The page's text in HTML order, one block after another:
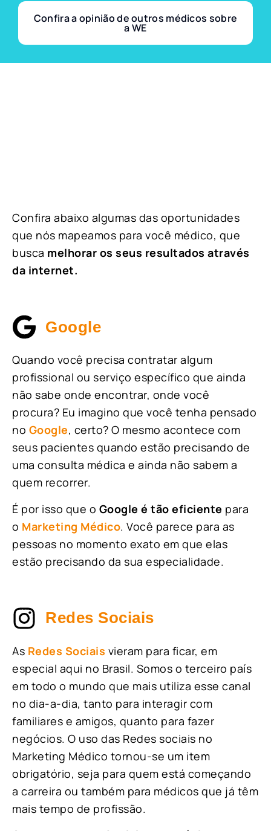
Confira a opinião de outros médicos sobre
a WE
Confira abaixo algumas das oportunidades
que nós mapeamos para você médico, que
busca melhorar os seus resultados através
da internet.
Google
Quando você precisa contratar algum
profissional ou serviço específico que ainda
não sabe onde encontrar, onde você
procura? Eu imagino que você tenha pensado
no Google, certo? O mesmo acontece com
seus pacientes quando estão precisando de
uma consulta médica e ainda não sabem a
quem recorrer.
É por isso que o Google é tão eficiente para
o Marketing Médico. Você parece para as
pessoas no momento exato em que elas
estão precisando da sua especialidade.
Redes Sociais
As Redes Sociais vieram para ficar, em
especial aqui no Brasil. Somos o terceiro país
em todo o mundo que mais utiliza esse canal
no dia-a-dia, tanto para interagir com
familiares e amigos, quanto para fazer
negócios. O uso das Redes sociais no
Marketing Médico tornou-se um item
obrigatório, seja para quem está começando
a carreira ou também para médicos que já têm
mais tempo de profissão.